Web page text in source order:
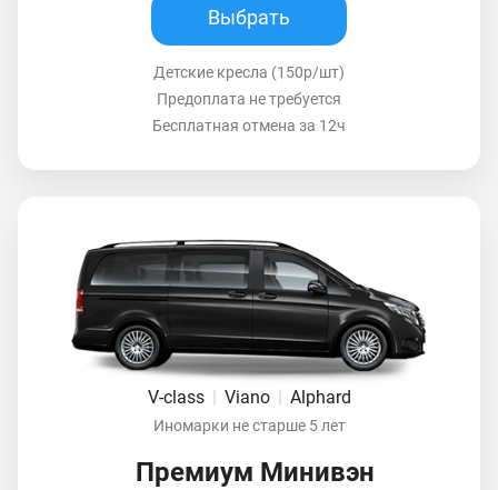
Выбрать
Детские кресла (150р/шт)
Предоплата не требуется
Бесплатная отмена за 12ч
V-class Viano Alphard
Иномарки не старше 5 лет
Премиум Минивэн